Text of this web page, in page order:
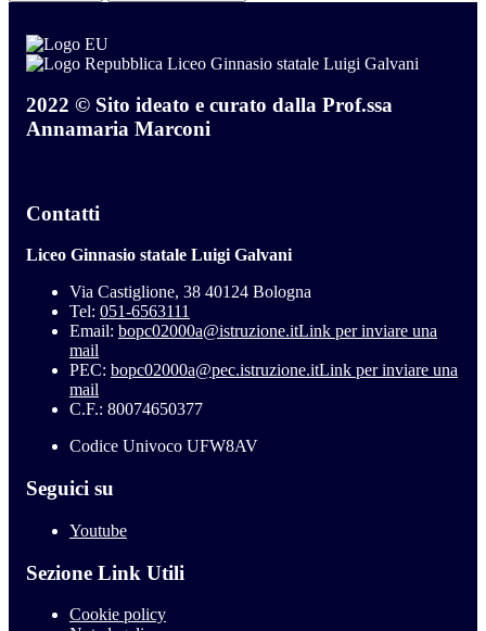
Liceo Ginnasio statale Luigi Galvani
2022 © Sito ideato e curato dalla Prof.ssa
Annamaria Marconi
Contatti
Liceo Ginnasio statale Luigi Galvani
Via Castiglione, 38 40124 Bologna
Tel: 051-6563111
Email: bopc02000a@istruzione.itLink per inviare una
mail
PEC: bopc02000a@pec.istruzione.itLink per inviare una
mail
C.F.: 80074650377
Codice Univoco UFW8AV
Seguici su
Youtube
Sezione Link Utili
Cookie policy